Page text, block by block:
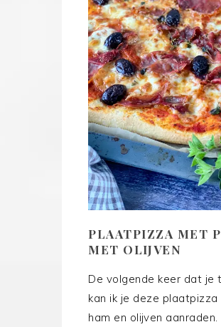
PLAATPIZZA MET
MET OLIJVEN
De volgende keer dat je
kan ik je deze
ham en olijven